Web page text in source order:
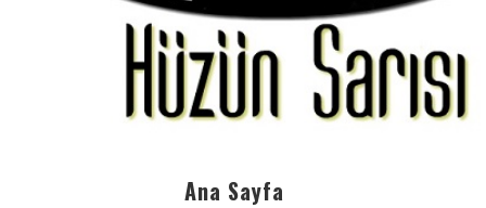
Ana Sayfa